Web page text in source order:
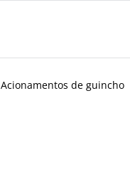
Acionamentos de guincho